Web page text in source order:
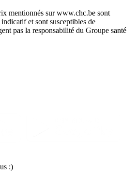
mentionnés sur www.chc.be sont
et sont susceptibles de
pas la responsabilité du Groupe santé
:)